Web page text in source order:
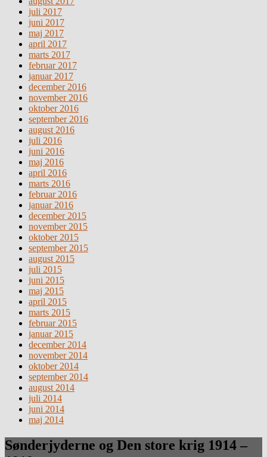
juli 2017
juni 2017
maj 2017
april 2017
marts 2017
februar 2017
januar 2017
december 2016
november 2016
oktober 2016
september 2016
august 2016
juli 2016
juni 2016
maj 2016
april 2016
marts 2016
februar 2016
januar 2016
december 2015
november 2015
oktober 2015
september 2015
august 2015
juli 2015
juni 2015
maj 2015
april 2015
marts 2015
februar 2015
januar 2015
december 2014
november 2014
oktober 2014
september 2014
august 2014
juli 2014
juni 2014
maj 2014
Sønderjyderne og Den store krig 1914 –